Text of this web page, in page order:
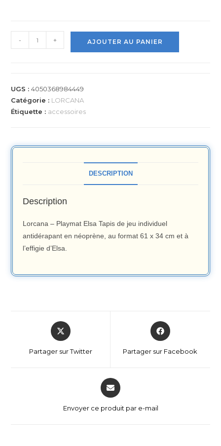
- + AJOUTER AU PANIER
UGS :4050368984449
Catégorie : LORCANA
Étiquette : accessoires
DESCRIPTION
Description
Lorcana – Playmat Elsa Tapis de jeu individuel
antidérapant en néoprène, au format 61 x 34 cm et à
l’effigie d’Elsa.
Partager sur Twitter Partager sur Facebook
Envoyer ce produit par e-mail